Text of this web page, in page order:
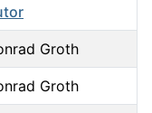
Groth
Groth